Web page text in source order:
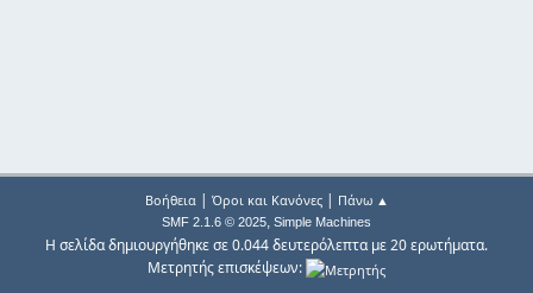
Βοήθεια| Όροι και Κανόνες| Πάνω ▲
SMF 2.1.6 © 2025, Simple Machines
Η σελίδα δημιουργήθηκε σε 0.044 δευτερόλεπτα με 20 ερωτήματα.
Μετρητής επισκέψεων: